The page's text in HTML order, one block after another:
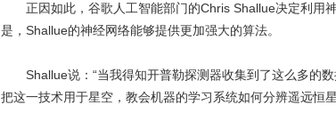
正因如此，谷歌人工智能部门的Chris Shallue决定利用
是，Shallue的神经网络能够提供更加强大的算法。
Shallue说：“当我得知开普勒探测器收集到了这么多的数
把这一技术用于星空，教会机器的学习系统如何分辨遥远恒